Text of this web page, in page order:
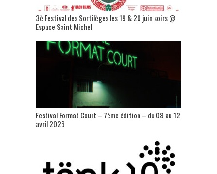
3è Festival des Sortilèges les 19 & 20 juin soirs @
Espace Saint Michel
Festival Format Court – 7ème édition – du 08 au 12
avril 2026